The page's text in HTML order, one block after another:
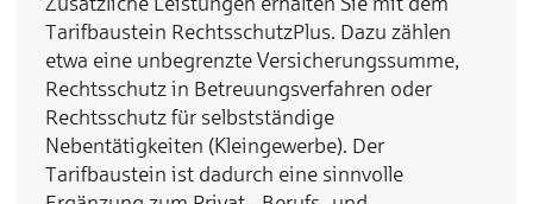
Tarifbaustein RechtsschutzPlus. Dazu zählen
etwa eine unbegrenzte Versicherungssumme,
Rechtsschutz in Betreuungsverfahren oder
Rechtsschutz für selbstständige
Nebentätigkeiten (Kleingewerbe). Der
Tarifbaustein ist dadurch eine sinnvolle